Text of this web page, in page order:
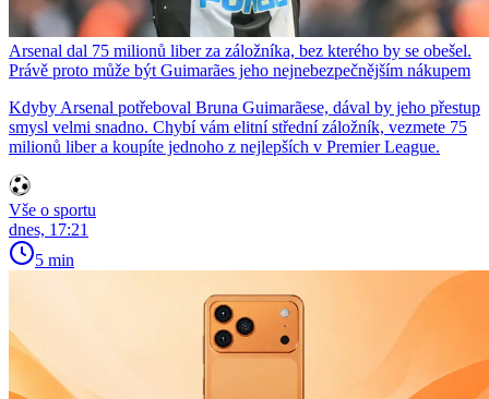
Arsenal dal 75 milionů liber za záložníka, bez kterého by se obešel.
Právě proto může být Guimarães jeho nejnebezpečnějším nákupem
Kdyby Arsenal potřeboval Bruna Guimarãese, dával by jeho přestup
smysl velmi snadno. Chybí vám elitní střední záložník, vezmete 75
milionů liber a koupíte jednoho z nejlepších v Premier League.
Vše o sportu
dnes, 17:21
5 min